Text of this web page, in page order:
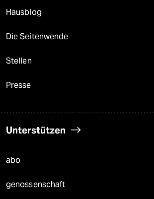
Hausblog
Die Seitenwende
Stellen
Presse
Unterstützen
abo
genossenschaft